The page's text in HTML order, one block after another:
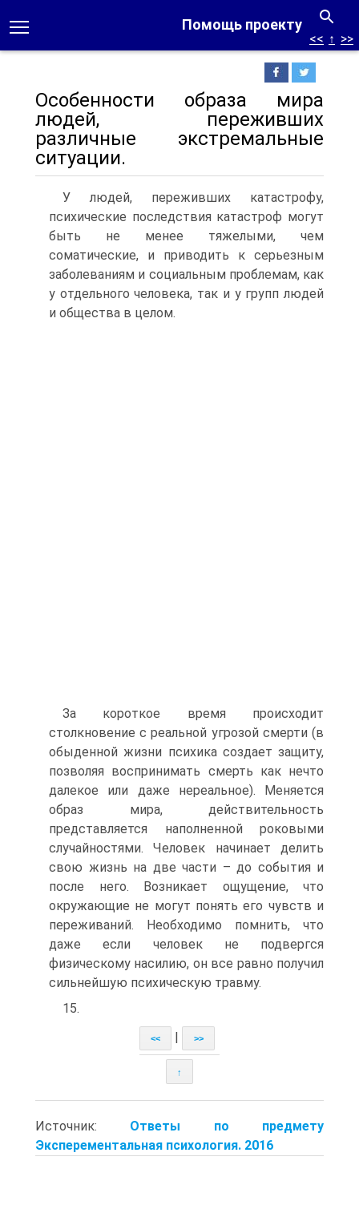
Помощь проекту
<< ↑ >>
Особенности образа мира
людей, переживших
различные экстремальные
ситуации.
У людей, переживших катастрофу,
психические последствия катастроф могут
быть не менее тяжелыми, чем
соматические, и при­водить к серьезным
заболеваниям и социальным пробле­мам, как
у отдельного человека, так и у групп людей
и общества в целом.
За короткое время происходит
столкновение с реальной угрозой смерти (в
обыденной жизни психика создает защиту,
позволяя воспринимать смерть как нечто
далекое или даже нереальное). Меняется
образ мира, действительность
представляется наполненной роковыми
случайностями. Человек начинает делить
свою жизнь на две части – до события и
после него. Возникает ощущение, что
окружающие не могут понять его чувств и
переживаний. Необходимо помнить, что
даже если человек не подвергся
физическому насилию, он все равно получил
сильнейшую психическую травму.
15.
<< >>
↑
Источник: Ответы по предмету
Эксперементальная психология. 2016